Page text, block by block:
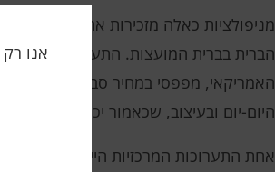
מניפולציות כאלה מזכירות את המפורסמות
הברית בברית המועצות. התערוכה
האמריקאי, מפפסי במחיר סביר ומתוק
היום-יום ובעיצוב, שכאמור יכולים להקל
אחת התערוכות המרכזיות הייתה "מטבח